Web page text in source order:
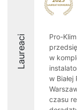
Laureaci
Pro-
w
w
czasu